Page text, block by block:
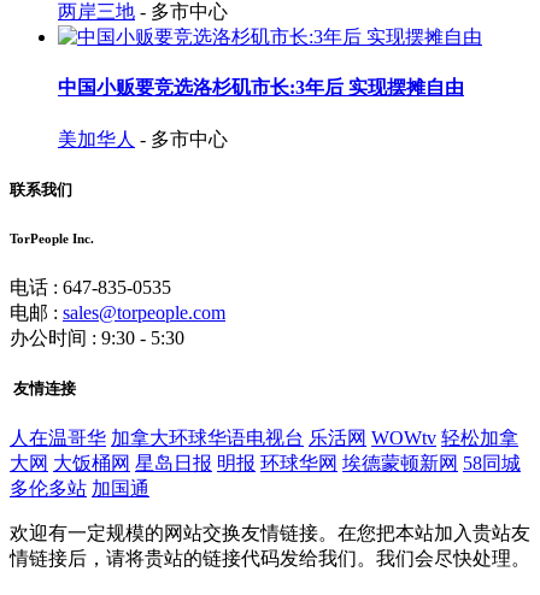
两岸三地 - 多市中心
中国小贩要竞选洛杉矶市长:3年后 实现摆摊自由
美加华人 - 多市中心
联系我们
TorPeople Inc.
电话 : 647-835-0535
电邮 : sales@torpeople.com
办公时间 : 9:30 - 5:30
友情连接
人在温哥华 加拿大环球华语电视台 乐活网 WOWtv 轻松加拿
大网 大饭桶网 星岛日报 明报 环球华网 埃德蒙顿新网 58同城
多伦多站 加国通
欢迎有一定规模的网站交换友情链接。在您把本站加入贵站友
情链接后，请将贵站的链接代码发给我们。我们会尽快处理。